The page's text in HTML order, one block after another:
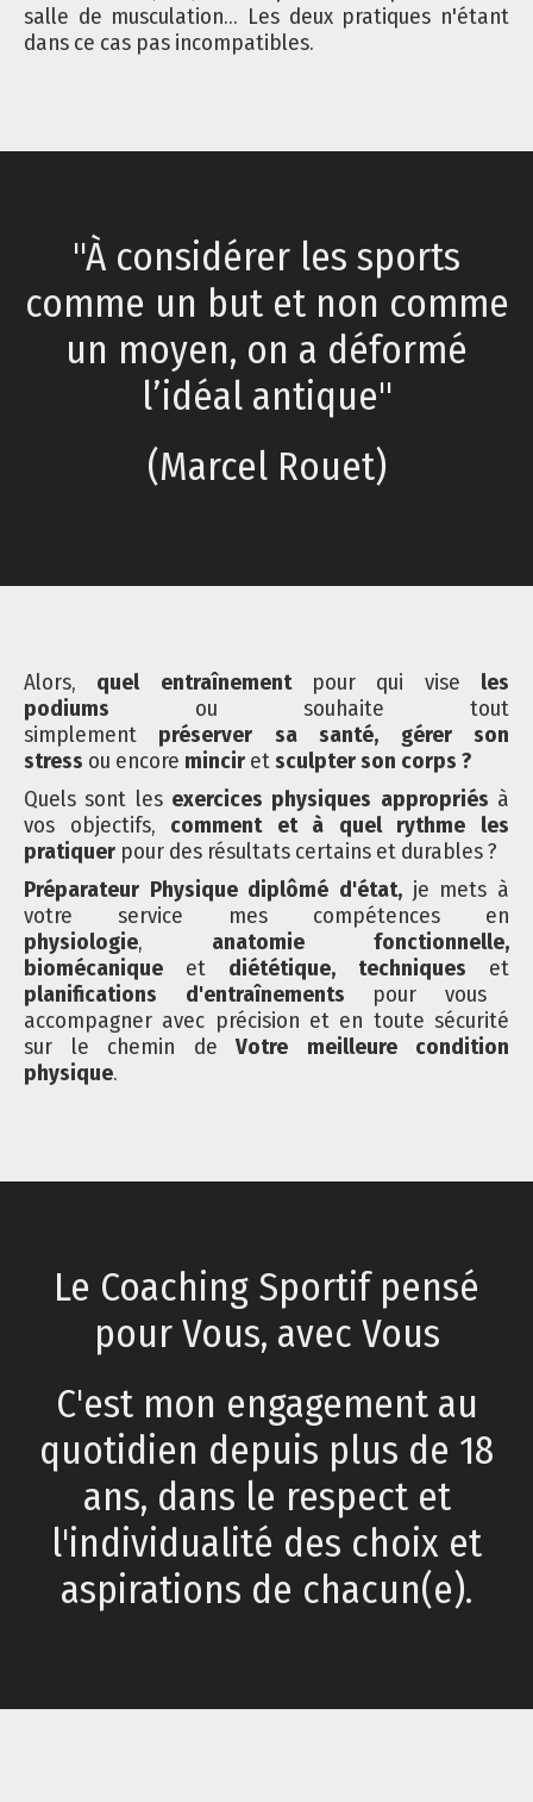
salle de musculation... Les deux pratiques n'étant
dans ce cas pas incompatibles.
"À considérer les sports
comme un but et non comme
un moyen, on a déformé
l’idéal antique"
(Marcel Rouet)
Alors, quel entraînement pour qui vise les
podiums ou souhaite tout
simplement préserver
sa santé, gérer son
stress ou encore mincir etsculpter son corps ?
Quels sont les exercices physiques appropriés à
vos objectifs, comment et à quel rythme les
pratiquer pour des résultats certains et durables ?
Préparateur Physique diplômé d'état, je mets à
votre service mes compétences en
physiologie, anatomie fonctionnelle,
biomécanique et diététique, techniques et
planifications d'entraînements pour vous
accompagner avec précision et en toute sécurité
sur le chemin de Votre meilleure condition
physique.
Le Coaching Sportif pensé
pour Vous, avec Vous
C'est mon engagement au
quotidien depuis plus de 18
ans, dans le respect et
l'individualité des choix et
aspirations de chacun(e).